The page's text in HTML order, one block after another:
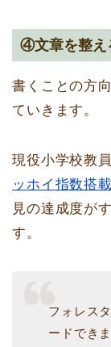
④文章を整え
書くことの方
ていきます。
現役小学校教員
ッホイ指数搭
見の達成度が
す。
フォレス
ードできま